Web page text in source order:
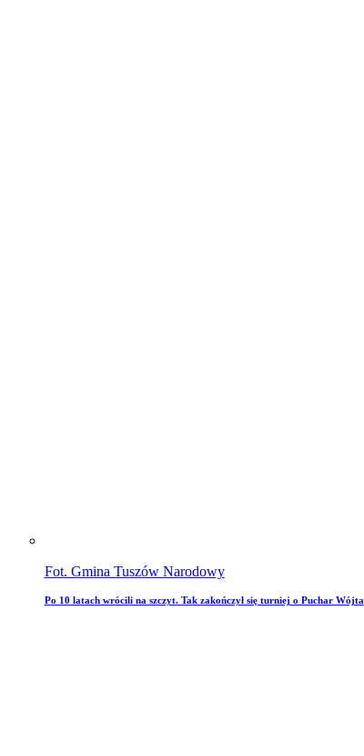
Fot. Gmina Tuszów Narodowy
Po 10 latach wrócili na szczyt. Tak zakończył się turniej o Puchar Wójta